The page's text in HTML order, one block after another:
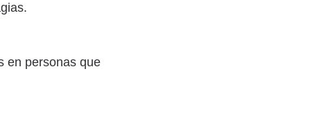
en personas que